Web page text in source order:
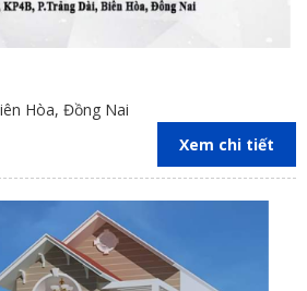
Hòa, Đồng Nai
Xem chi tiết